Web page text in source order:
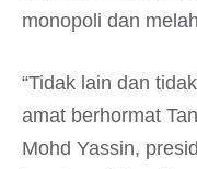
monopoli dan
“Tidak lain dan
amat berhormat
Mohd Yassin,